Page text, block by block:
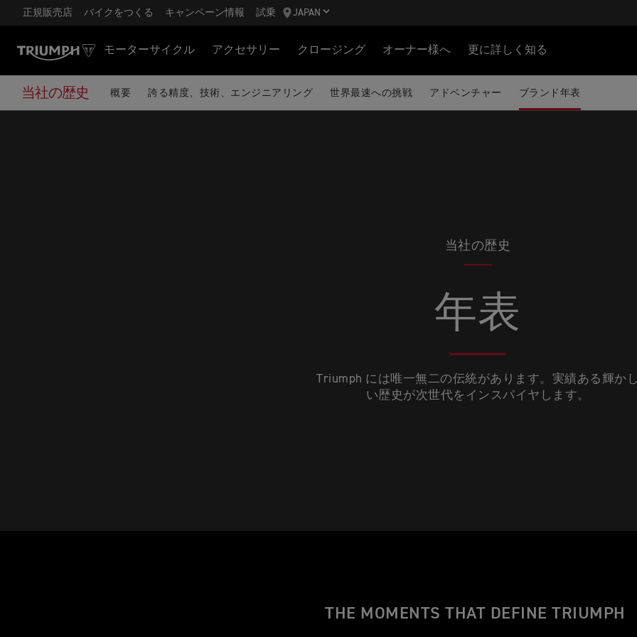
正規販売店 バイクをつくる キャンペーン情報 試乗 JAPAN
モーターサイクル アクセサリー クロージング オーナー様へ 更に詳しく知る
当社の歴史 概要 誇る精度、技術、エンジニアリング 世界最速への挑戦 アドベンチャー ブランド年表
当社の歴史
年表
Triumph には唯一無二の伝統があります。実績ある輝か
い歴史が次世代をインスパイヤします。
THE MOMENTS THAT DEFINE TRIUMPH